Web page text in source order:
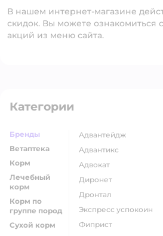
В нашем интернет-магазине
скидок. Вы можете ознакомиться
акций из меню сайта.
Категории
Бренды
Ветаптека
Корм
Лечебный
корм
Корм по
группе пород
Сухой корм
адвантейдж
адвантикс
адвокат
диронет
дронтал
экспресс успокоин
фиприст